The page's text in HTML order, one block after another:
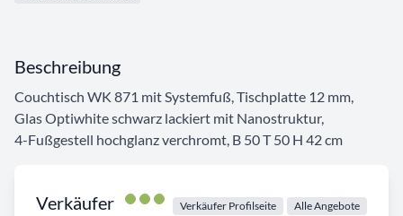
Verkäufer Verkäufer Profilseite Alle Angebote
Beschreibung
Couchtisch WK 871 mit Systemfuß, Tischplatte 12 mm,
Glas Optiwhite schwarz lackiert mit Nanostruktur,
4-Fußgestell hochglanz verchromt, B 50 T 50 H 42 cm